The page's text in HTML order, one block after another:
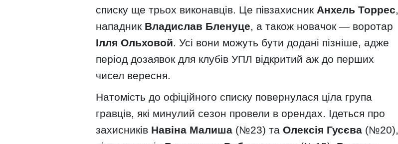
списку ще трьох виконавців. Це півзахисник Анхель Торрес,
нападник Владислав Бленуце, а також новачок — воротар
Ілля Ольховой. Усі вони можуть бути додані пізніше, адже
період дозаявок для клубів УПЛ відкритий аж до перших
чисел вересня.
Натомість до офіційного списку повернулася ціла група
гравців, які минулий сезон провели в орендах. Ідеться про
захисників Навіна Малиша (№23) та Олексія Гусєва (№20),